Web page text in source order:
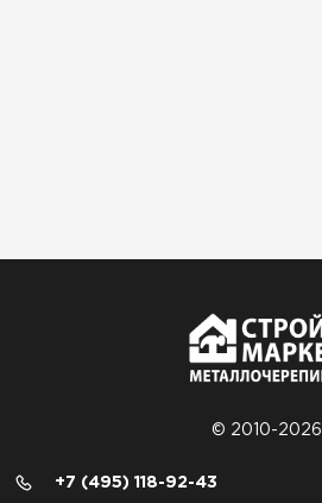
© 2010-2026
+7 (495) 118-92-43